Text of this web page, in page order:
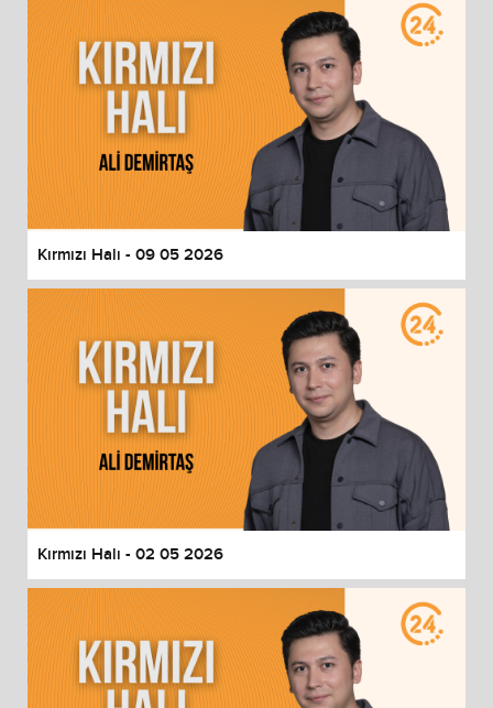
Kırmızı Halı - 09 05 2026
Kırmızı Halı - 02 05 2026